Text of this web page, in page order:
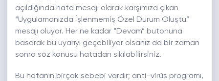
açıldığında hata mesajı olarak karşımıza çıkan
“Uygulamanızda İşlenmemiş Özel Durum Oluştu”
mesajı oluyor. Her ne kadar “Devam” butonuna
basarak bu uyarıyı geçebiliyor olsanız da bir zaman
sonra söz konusu hatadan sıkılabilirsiniz.
Bu hatanın birçok sebebi vardır; anti-virüs programı,